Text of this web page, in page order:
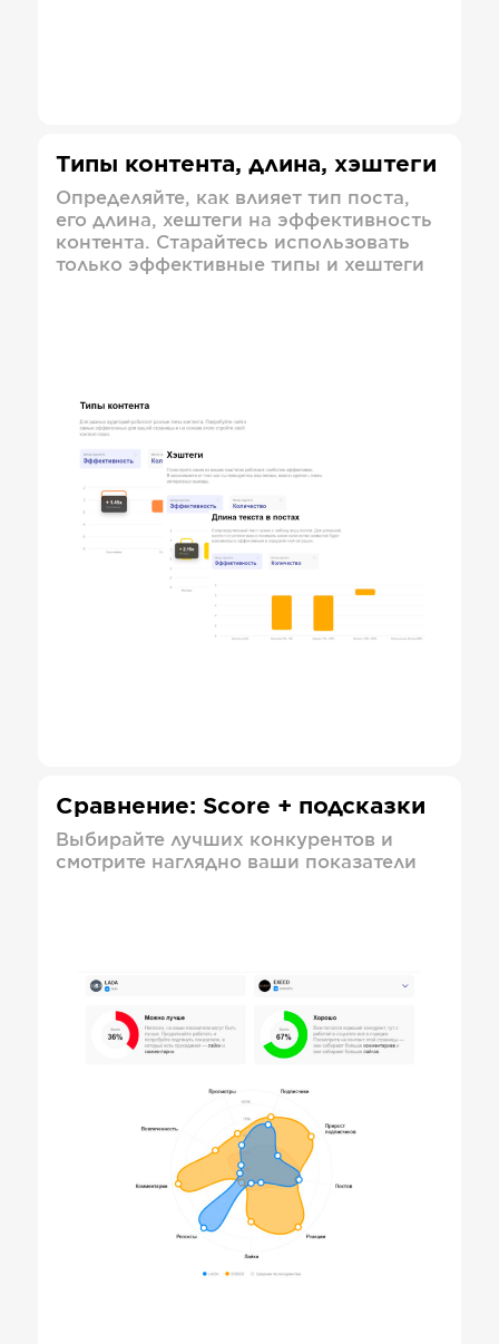
Типы контента, длина, хэштеги
Определяйте, как влияет тип поста,
его длина, хештеги на эффективность
контента. Старайтесь использовать
только эффективные типы и хештеги
Сравнение: Score + подсказки
Выбирайте лучших конкурентов и
смотрите наглядно ваши показатели